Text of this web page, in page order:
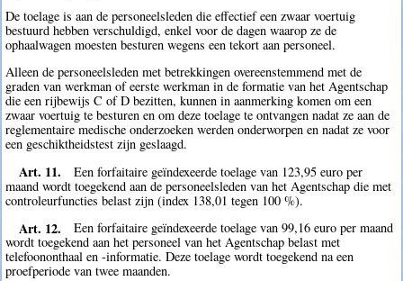
De toelage is aan de personeelsleden die effectief een zwaar voertuig
bestuurd hebben verschuldigd, enkel voor de dagen waarop ze de
ophaalwagen moesten besturen wegens een tekort aan personeel.
Alleen de personeelsleden met betrekkingen overeenstemmend met de
graden van werkman of eerste werkman in de formatie van het Agentschap
die een rijbewijs C of D bezitten, kunnen in aanmerking komen om een
zwaar voertuig te besturen en om deze toelage te ontvangen nadat ze aan de
reglementaire medische onderzoeken werden onderworpen en nadat ze voor
een geschiktheidstest zijn geslaagd.
Art. 11.
Een forfaitaire geïndexeerde toelage van 123,95 euro per
maand wordt toegekend aan de personeelsleden van het Agentschap die met
controleurfuncties belast zijn (index 138,01 tegen 100 %).
Art. 12.
Een forfaitaire geïndexeerde toelage van 99,16 euro per maand
wordt toegekend aan het personeel van het Agentschap belast met
telefoononthaal en -informatie. Deze toelage wordt toegekend na een
proefperiode van twee maanden.